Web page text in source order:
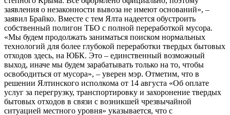
заявления о незаконности вывоза не имеют оснований», –
заявил Брайко. Вместе с тем Ялта надеется обустроить
собственный полигон ТБО с полной переработкой мусора.
«Мы будем продолжать заниматься поиском нормальных
технологий для более глубокой переработки твердых бытовых
отходов здесь, на ЮБК. Это – единственный возможный
выход, иначе мы будем зарабатывать только на то, чтобы
освободиться от мусора», – уверен мэр. Отметим, что в
решении Ялтинского исполкома от 14 августа «Об оплате
услуг за перегрузку, транспортировку и захоронение твердых
бытовых отходов в связи с возникшей чрезвычайной
ситуацией местного уровня» указывается, что с